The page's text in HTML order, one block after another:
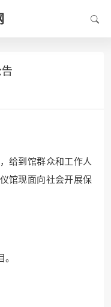
给到馆群众和工作人
馆现面向社会开展保